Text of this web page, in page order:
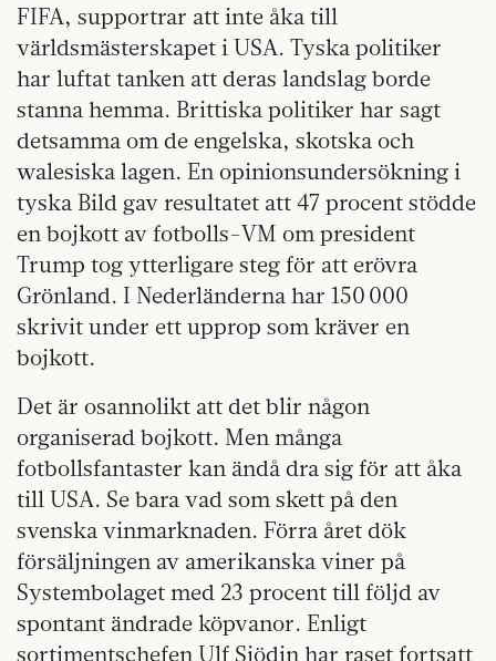
FIFA, supportrar att inte åka till
världsmästerskapet i USA. Tyska politiker
har luftat tanken att deras landslag borde
stanna hemma. Brittiska politiker har sagt
detsamma om de engelska, skotska och
walesiska lagen. En opinionsundersökning i
tyska Bild gav resultatet att 47 procent stödde
en bojkott av fotbolls-VM om president
Trump tog ytterligare steg för att erövra
Grönland. I Nederländerna har 150 000
skrivit under ett upprop som kräver en
bojkott.
Det är osannolikt att det blir någon
organiserad bojkott. Men många
fotbollsfantaster kan ändå dra sig för att åka
till USA. Se bara vad som skett på den
svenska vinmarknaden. Förra året dök
försäljningen av amerikanska viner på
Systembolaget med 23 procent till följd av
spontant ändrade köpvanor. Enligt
sortimentschefen Ulf Sjödin har raset fortsatt